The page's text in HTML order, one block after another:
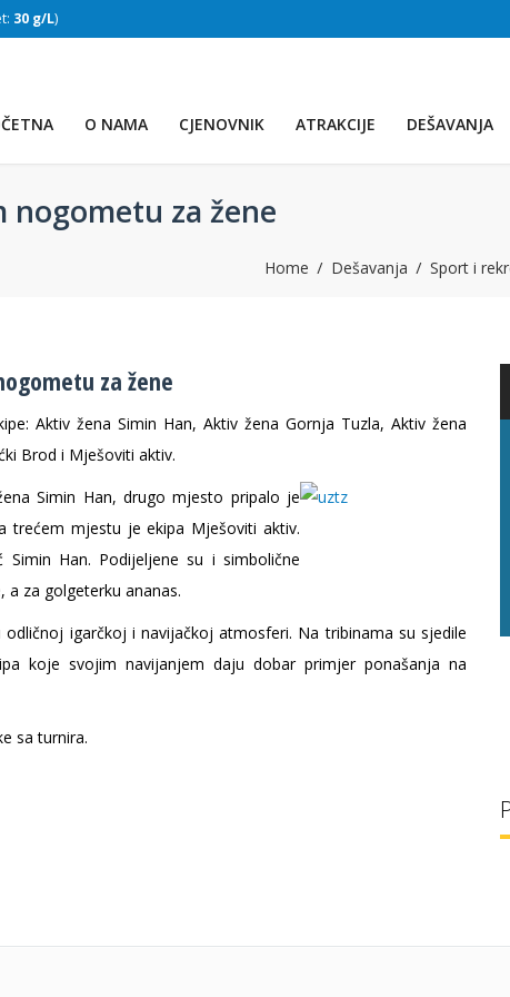
30 g/L)
O NAMA CJENOVNIK ATRAKCIJE DEŠAVANJA
za žene
Home Dešavanja Sport i
za žene
Aktiv žena Simin Han, Aktiv žena Gornja Tuzla, Aktiv žena
Brod i Mješoviti aktiv.
Simin Han, drugo mjesto pripalo je
trećem mjestu je ekipa Mješoviti aktiv.
Han. Podijeljene su i simbolične
a za golgeterku ananas.
igarčkoj i navijačkoj atmosferi. Na tribinama su sjedile
koje svojim navijanjem daju dobar primjer ponašanja na
sa turnira.
g/l 28 °C